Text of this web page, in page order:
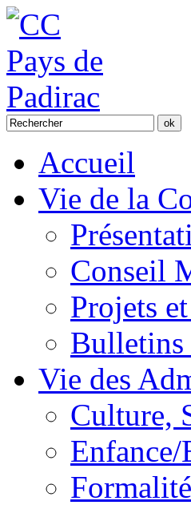
Accueil
Vie de la
Conseil
Projets
Vie des
Culture,